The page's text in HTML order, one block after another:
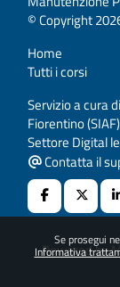
Se prosegui
Informativa
© Copyright
Home
Tutti i corsi
Servizio a cura
Fiorentino (SIAF)
Settore Digital
Contatta il
Powered by